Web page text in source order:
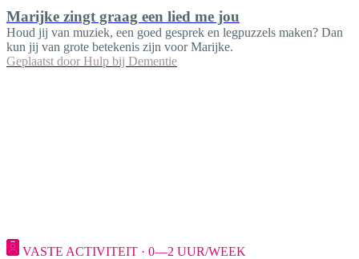
Marijke zingt graag een lied me jou
Houd jij van muziek, een goed gesprek en legpuzzels maken? Dan
kun jij van grote betekenis zijn voor Marijke.
Geplaatst door Hulp bij Dementie
VASTE ACTIVITEIT · 0—2 UUR/WEEK